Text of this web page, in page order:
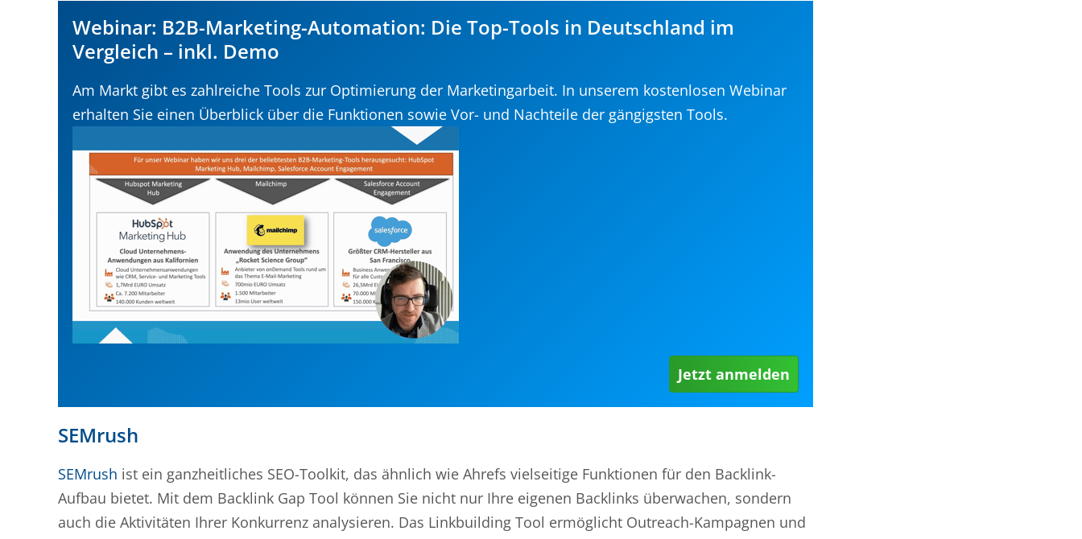
Webinar: B2B-Marketing-Automation: Die Top-Tools in Deutschland im
Vergleich – inkl. Demo
Am Markt gibt es zahlreiche Tools zur Optimierung der Marketingarbeit. In unserem kostenlosen Webinar
erhalten Sie einen Überblick über die Funktionen sowie Vor- und Nachteile der gängigsten Tools.
Jetzt anmelden
SEMrush
SEMrush ist ein ganzheitliches SEO-Toolkit, das ähnlich wie Ahrefs vielseitige Funktionen für den Backlink-
Aufbau bietet. Mit dem Backlink Gap Tool können Sie nicht nur Ihre eigenen Backlinks überwachen, sondern
auch die Aktivitäten Ihrer Konkurrenz analysieren. Das Linkbuilding Tool ermöglicht Outreach-Kampagnen und